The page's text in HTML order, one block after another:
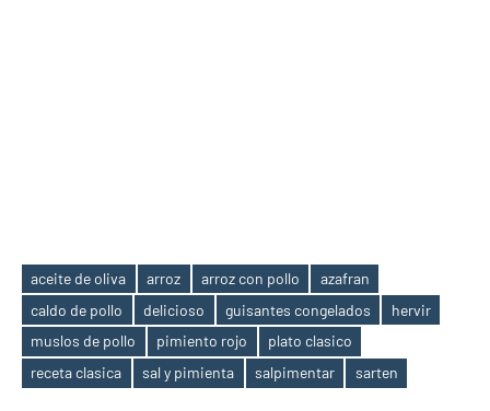
Etiquetas
aceite de oliva arroz arroz con pollo
azafran
caldo de pollo
delicioso guisantes congelados
hervir
muslos de pollo
pimiento rojo
plato clasico
receta clasica
sal y pimienta salpimentar sarten